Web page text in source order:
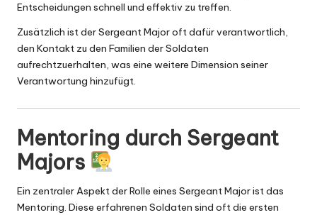
Entscheidungen schnell und effektiv zu treffen.
Zusätzlich ist der Sergeant Major oft dafür verantwortlich,
den Kontakt zu den Familien der Soldaten
aufrechtzuerhalten, was eine weitere Dimension seiner
Verantwortung hinzufügt.
Mentoring durch Sergeant
Majors
Ein zentraler Aspekt der Rolle eines Sergeant Major ist das
Mentoring. Diese erfahrenen Soldaten sind oft die ersten